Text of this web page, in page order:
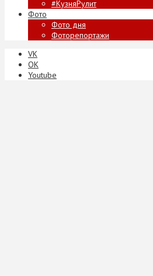
#КузняРулит
Фото
Фото дня
Фоторепортажи
VK
ОК
Youtube